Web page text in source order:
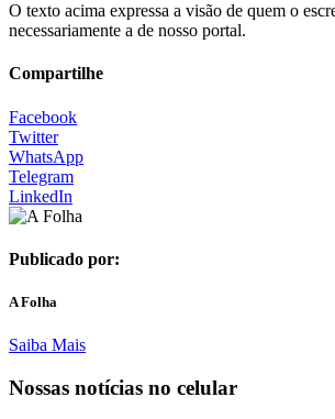
O texto acima expressa a visão de quem o
necessariamente a de nosso portal.
Compartilhe
Facebook
Twitter
WhatsApp
Telegram
LinkedIn
Publicado por:
A Folha
Saiba Mais
Nossas notícias no celular